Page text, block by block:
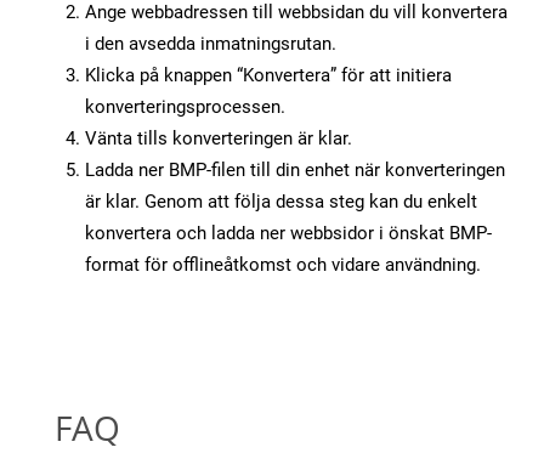
Ange webbadressen till webbsidan du vill konvertera
i den avsedda inmatningsrutan.
Klicka på knappen “Konvertera” för att initiera
konverteringsprocessen.
Vänta tills konverteringen är klar.
Ladda ner BMP-filen till din enhet när konverteringen
är klar. Genom att följa dessa steg kan du enkelt
konvertera och ladda ner webbsidor i önskat BMP-
format för offlineåtkomst och vidare användning.
FAQ